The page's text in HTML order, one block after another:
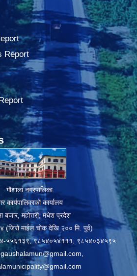
Report
गौशाला नगरपालिका
कार्यपालिकाको कार्यालय
बजार, महोत्तरी, मधेश प्रदेश
(जिरो माईल चोक देखि २०० मि. पुर्व)
५५६१३९, ९८५४०५४१११, ९८५४०३४५९५